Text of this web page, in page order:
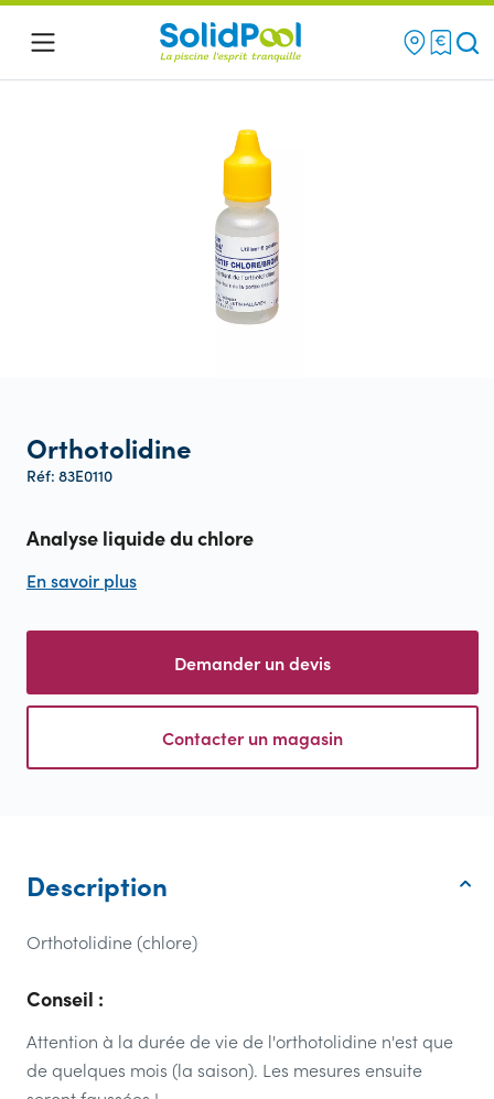
Menu
Orthotolidine
Réf: 83E0110
Analyse liquide du chlore
En savoir plus
Demander un devis
Contacter un magasin
Description
Orthotolidine (chlore)
Conseil :
Attention à la durée de vie de l'orthotolidine n'est que
de quelques mois (la saison). Les mesures ensuite